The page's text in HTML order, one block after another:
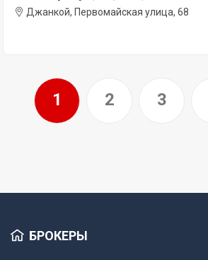
Джанкой, Первомайская улица, 68
1 2 3
БРОКЕРЫ